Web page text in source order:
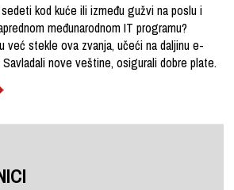
kod kuće ili između gužvi na poslu i
međunarodnom IT programu?
već stekle ova zvanja, učeći na daljinu e-
nove veštine, osigurali dobre plate.